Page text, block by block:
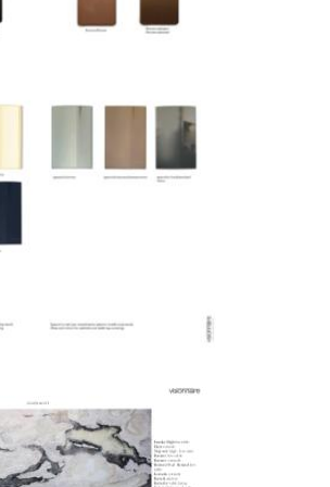
в течение 3-5 рабочих
Возможна срочная доставка
логистических
команда логистических
доставке обеспечивает
груза, соблюдение
режима и защиту от
повреждений на всех этапах